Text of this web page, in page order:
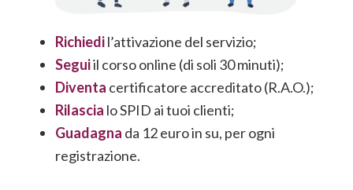
Richiedil’attivazione del servizio;
Seguiil corso online (di soli 30 minuti);
Diventa certificatore accreditato (R.A.O.);
Rilascia lo SPID ai tuoi clienti;
Guadagna da 12 euro in su, per ogni
registrazione.